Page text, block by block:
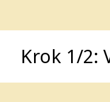
Krok 1/2: